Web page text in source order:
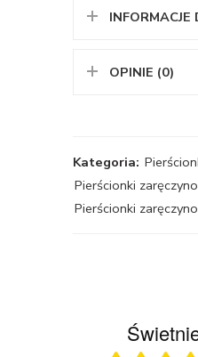
OPINIE (0)
Kategoria:
Pierścionki
Pierścionki